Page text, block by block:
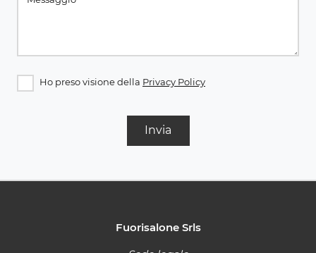
Ho preso visione della Privacy Policy
Invia
Fuorisalone Srls